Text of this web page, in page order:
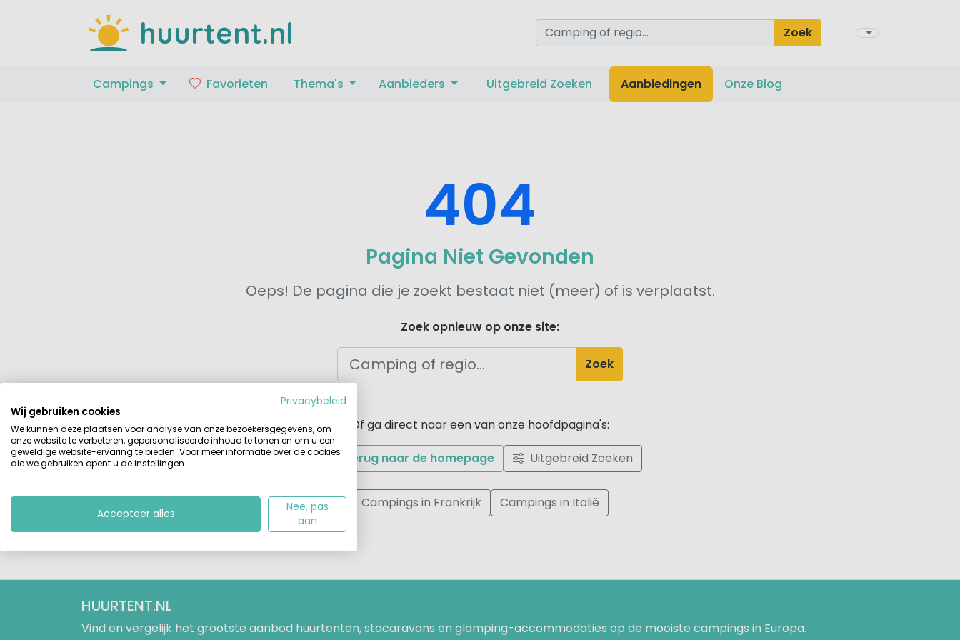
huurtent.nl Zoek
Campings Favorieten Thema's Aanbieders Uitgebreid Zoeken Aanbiedingen Onze Blog
404
Pagina Niet Gevonden
Oeps! De pagina die je zoekt bestaat niet (meer) of is verplaatst.
Zoek opnieuw op onze site:
Zoek
Of ga direct naar een van onze hoofdpagina's:
Terug naar de homepage Uitgebreid Zoeken
Campings in Frankrijk Campings in Italië
HUURTENT.NL
Vind en vergelijk het grootste aanbod huurtenten, stacaravans en glamping-accommodaties op de mooiste campings in Europa.
Privacybeleid
Wij gebruiken cookies
We kunnen deze plaatsen voor analyse van onze bezoekersgegevens, om
onze website te verbeteren, gepersonaliseerde inhoud te tonen en om u een
geweldige website-ervaring te bieden. Voor meer informatie over de cookies
die we gebruiken opent u de instellingen.
Accepteer alles
Nee, pas
aan